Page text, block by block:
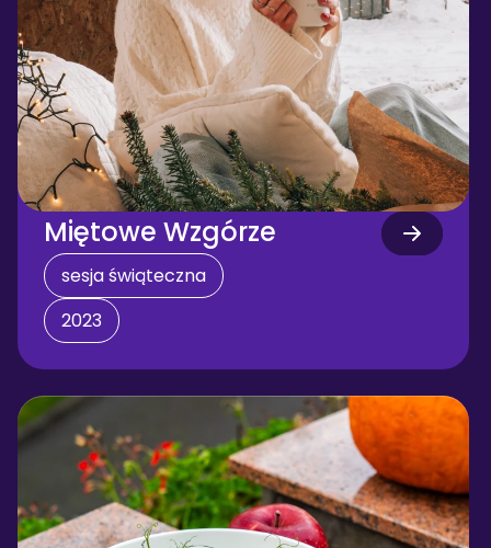
Miętowe Wzgórze
sesja świąteczna
2023